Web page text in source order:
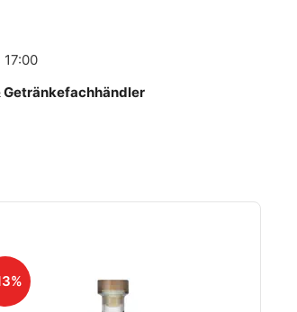
Getränkefachhändler